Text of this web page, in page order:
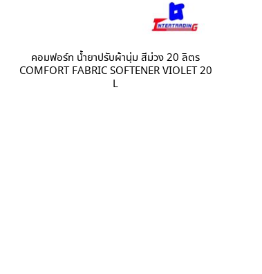
คอมฟอร์ท น้ำยาปรับผ้านุ่ม สีม่วง 20 ลิตร
COMFORT FABRIC SOFTENER VIOLET 20
L